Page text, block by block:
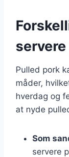
Pulled pork
måder,
hverdag og
at nyde
Som
servere